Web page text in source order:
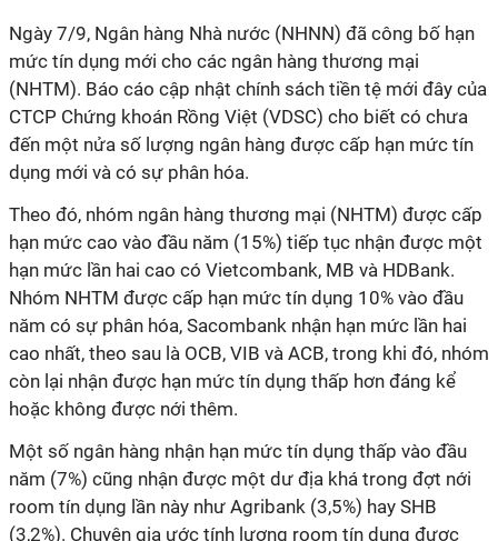
Ngày 7/9, Ngân hàng Nhà nước (NHNN) đã công bố hạn
mức tín dụng mới cho các ngân hàng thương mại
(NHTM). Báo cáo cập nhật chính sách tiền tệ mới đây của
CTCP Chứng khoán Rồng Việt (VDSC) cho biết có chưa
đến một nửa số lượng ngân hàng được cấp hạn mức tín
dụng mới và có sự phân hóa.
Theo đó, nhóm ngân hàng thương mại (NHTM) được cấp
hạn mức cao vào đầu năm (15%) tiếp tục nhận được một
hạn mức lần hai cao có Vietcombank, MB và HDBank.
Nhóm NHTM được cấp hạn mức tín dụng 10% vào đầu
năm có sự phân hóa, Sacombank nhận hạn mức lần hai
cao nhất, theo sau là OCB, VIB và ACB, trong khi đó, nhóm
còn lại nhận được hạn mức tín dụng thấp hơn đáng kể
hoặc không được nới thêm.
Một số ngân hàng nhận hạn mức tín dụng thấp vào đầu
năm (7%) cũng nhận được một dư địa khá trong đợt nới
room tín dụng lần này như Agribank (3,5%) hay SHB
(3,2%). Chuyên gia ước tính lượng room tín dụng được